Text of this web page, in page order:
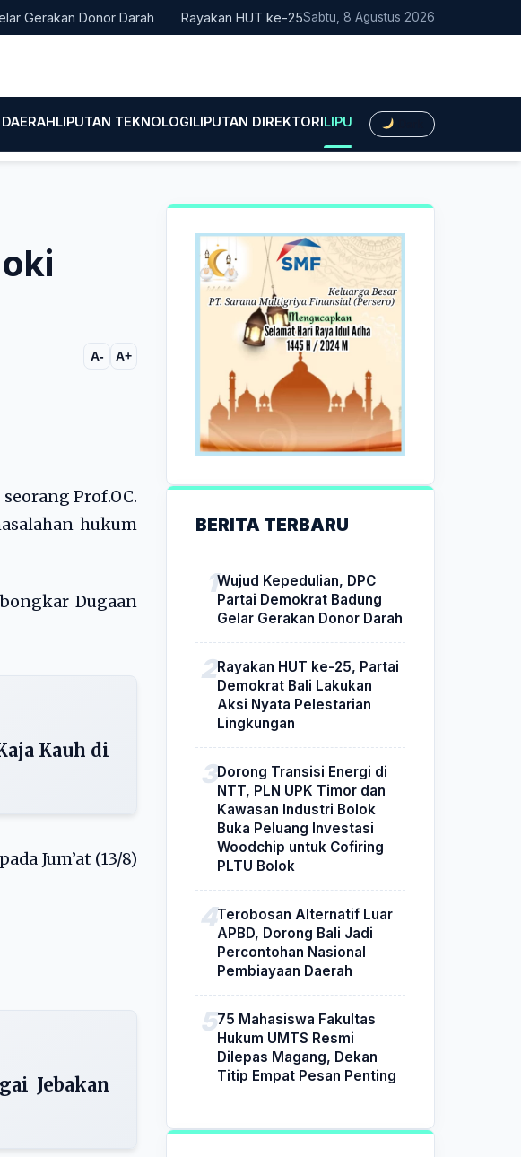
Donor Darah Rayakan HUT ke-25, Partai Demokrat Bali Lakukan Aksi Nyata
Sabtu, 8 Agustus 2026
LIPUTAN TEKNOLOGILIPUTAN DIREKTORILIPUTAN HUKUMLIPUTAN
A- A+
Prof.OC.
hukum
Dugaan
Kauh di
Jum’at (13/8)
Jebakan
BERITA TERBARU
Wujud Kepedulian, DPC
Partai Demokrat Badung
Gelar Gerakan Donor Darah
Rayakan HUT ke-25, Partai
Demokrat Bali Lakukan
Aksi Nyata Pelestarian
Lingkungan
Dorong Transisi Energi di
NTT, PLN UPK Timor dan
Kawasan Industri Bolok
Buka Peluang Investasi
Woodchip untuk Cofiring
PLTU Bolok
Terobosan Alternatif Luar
APBD, Dorong Bali Jadi
Percontohan Nasional
Pembiayaan Daerah
75 Mahasiswa Fakultas
Hukum UMTS Resmi
Dilepas Magang, Dekan
Titip Empat Pesan Penting